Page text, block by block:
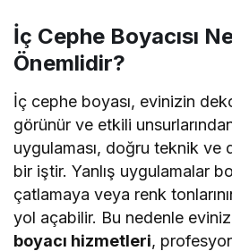
İç Cephe Boyacısı
Önemlidir?
İç cephe boyası, evinizin
görünür ve etkili
uygulaması, doğru teknik ve
bir iştir. Yanlış uygulamalar
çatlamaya veya renk
yol açabilir. Bu nedenle
boyacı hizmetleri,